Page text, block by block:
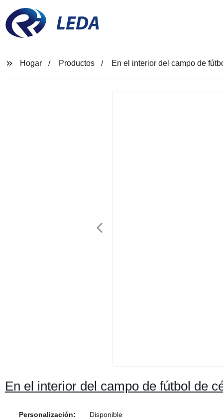
LEDA
Hogar Productos En el interior del campo de
En el interior del campo de fútbol de
Personalización:
Disponible